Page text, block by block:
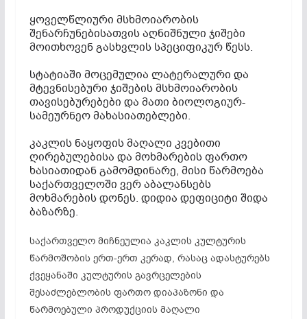
ყოველწლიური მსხმოიარობის
შენარჩუნებისათვის აღნიშნული ჯიშები
მოითხოვენ გასხვლის სპეციფიკურ წესს.
სტატიაში მოცემულია ლატერალური და
მტევნისებური ჯიშების მსხმოიარობის
თავისებურებები და მათი ბიოლოგიურ-
სამეურნეო მახასიათებლები.
კაკლის ნაყოფის მაღალი კვებითი
ღირებულებისა და მოხმარების ფართო
ხასიათიდან გამომდინარე, მისი წარმოება
საქართველოში ვერ აბალანსებს
მოხმარების დონეს. დიდია დეფიციტი შიდა
ბაზარზე.
საქართველო მიჩნეულია კაკლის კულტურის
წარმოშობის ერთ-ერთ კერად, რასაც ადასტურებს
ქვეყანაში კულტურის გავრცელების
შესაძლებლობის ფართო დიაპაზონი და
წარმოებული პროდუქციის მაღალი